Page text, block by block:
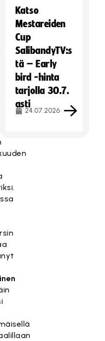
Katso
Mestareiden
Cup
SalibandyTV:s
tä – Early
bird -hinta
tarjolla 30.7.
asti
24.07.2026